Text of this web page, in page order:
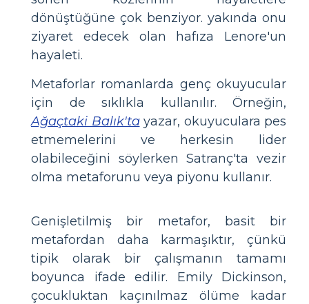
dönüştüğüne çok benziyor. yakında onu
ziyaret edecek olan hafıza Lenore'un
hayaleti.
Metaforlar romanlarda genç okuyucular
için de sıklıkla kullanılır. Örneğin,
Ağaçtaki Balık'tayazar, okuyuculara pes
etmemelerini ve herkesin lider
olabileceğini söylerken Satranç'ta vezir
olma metaforunu veya piyonu kullanır.
Genişletilmiş bir metafor, basit bir
metafordan daha karmaşıktır, çünkü
tipik olarak bir çalışmanın tamamı
boyunca ifade edilir. Emily Dickinson,
çocukluktan kaçınılmaz ölüme kadar